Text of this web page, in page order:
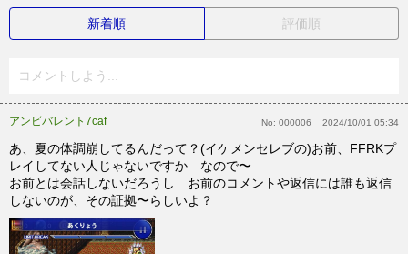
新着順 評価順
コメントしよう...
アンビバレント7caf No: 000006 2024/10/01 05:34
あ、夏の体調崩してるんだって？(イケメンセレブの)お前、FFRKプ
レイしてない人じゃないですか なので〜
お前とは会話しないだろうし お前のコメントや返信には誰も返信
しないのが、その証拠〜らしいよ？